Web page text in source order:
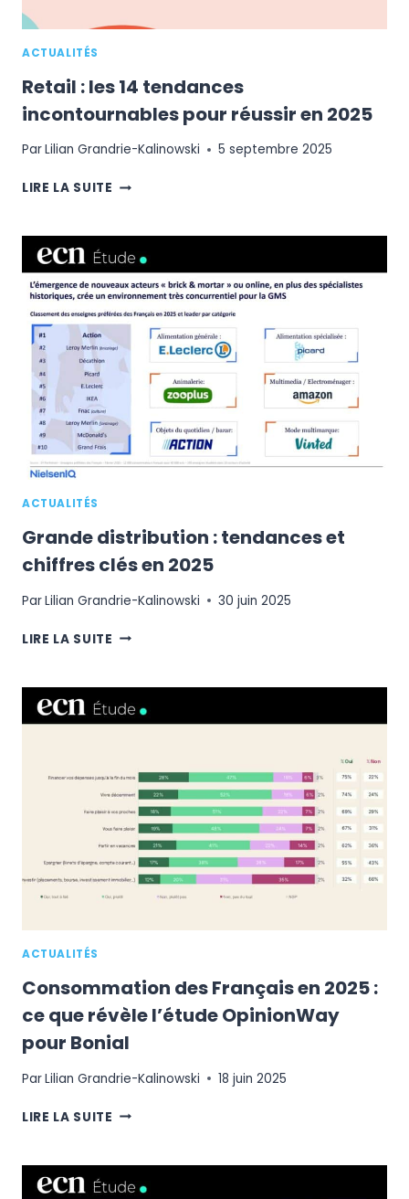
ACTUALITÉS
Retail : les 14 tendances
incontournables pour réussir en 2025
ParLilian Grandrie-Kalinowski 5 septembre 2025
LIRE LA SUITE RETAIL
14
TENDANCES
INCONTOURNABLES
POUR
RÉUSSIR
2025
ACTUALITÉS
Grande distribution : tendances et
chiffres clés en 2025
ParLilian Grandrie-Kalinowski 30 juin 2025
LIRE LA SUITE GRANDE
TENDANCES
ET
CHIFFRES
2025
ACTUALITÉS
Consommation des Français en 2025 :
ce que révèle l’étude OpinionWay
pour Bonial
ParLilian Grandrie-Kalinowski 18 juin 2025
LIRE LA SUITE CONSOMMATION
EN
2025